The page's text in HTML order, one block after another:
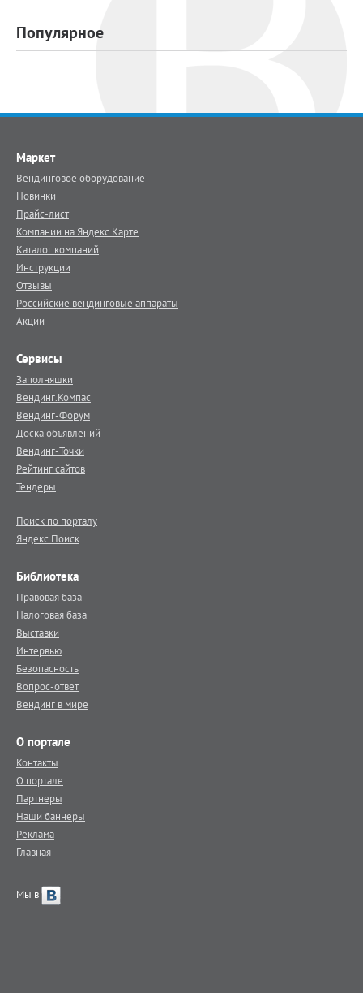
Популярное
Маркет
Вендинговое оборудование
Новинки
Прайс-лист
Компании на Яндекс.Карте
Каталог компаний
Инструкции
Отзывы
Российские вендинговые аппараты
Акции
Сервисы
Заполняшки
Вендинг.Компас
Вендинг-Форум
Доска объявлений
Вендинг-Точки
Рейтинг сайтов
Тендеры
Поиск по порталу
Яндекс.Поиск
Библиотека
Правовая база
Налоговая база
Выставки
Интервью
Безопасность
Вопрос-ответ
Вендинг в мире
О портале
Контакты
О портале
Партнеры
Наши баннеры
Реклама
Главная
Мы в